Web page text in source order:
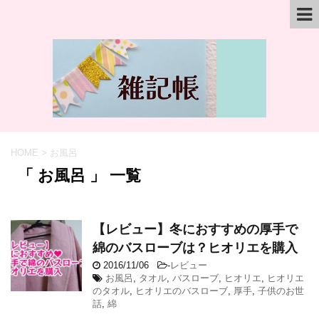
HOME > お風呂
「 お風呂 」 一覧
【レビュー】冬におすすめの厚手で
綿のバスローブは？ヒオリエを購入
2016/11/06 -レビュー
お風呂 , タオル, バスローブ, ヒオリエ, ヒオリエ
のタオル, ヒオリエのバスローブ, 厚手, 子供のお世
話, 綿